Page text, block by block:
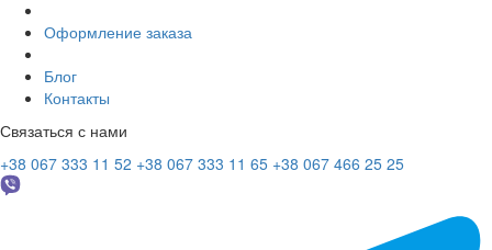
Оформление заказа
Блог
Контакты
Связаться с нами
+38 067 333 11 52 +38 067 333 11 65 +38 067 466 25 25